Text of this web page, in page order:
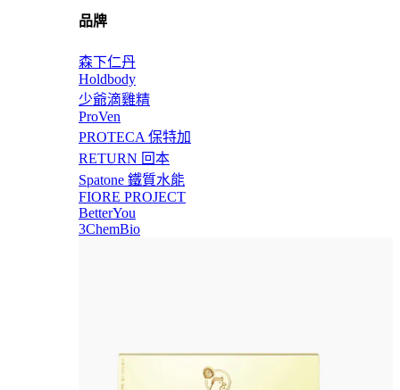
品牌
森下仁丹
Holdbody
少爺滴雞精
ProVen
PROTECA 保特加
RETURN 回本
Spatone 鐵質水能
FIORE PROJECT
BetterYou
3ChemBio